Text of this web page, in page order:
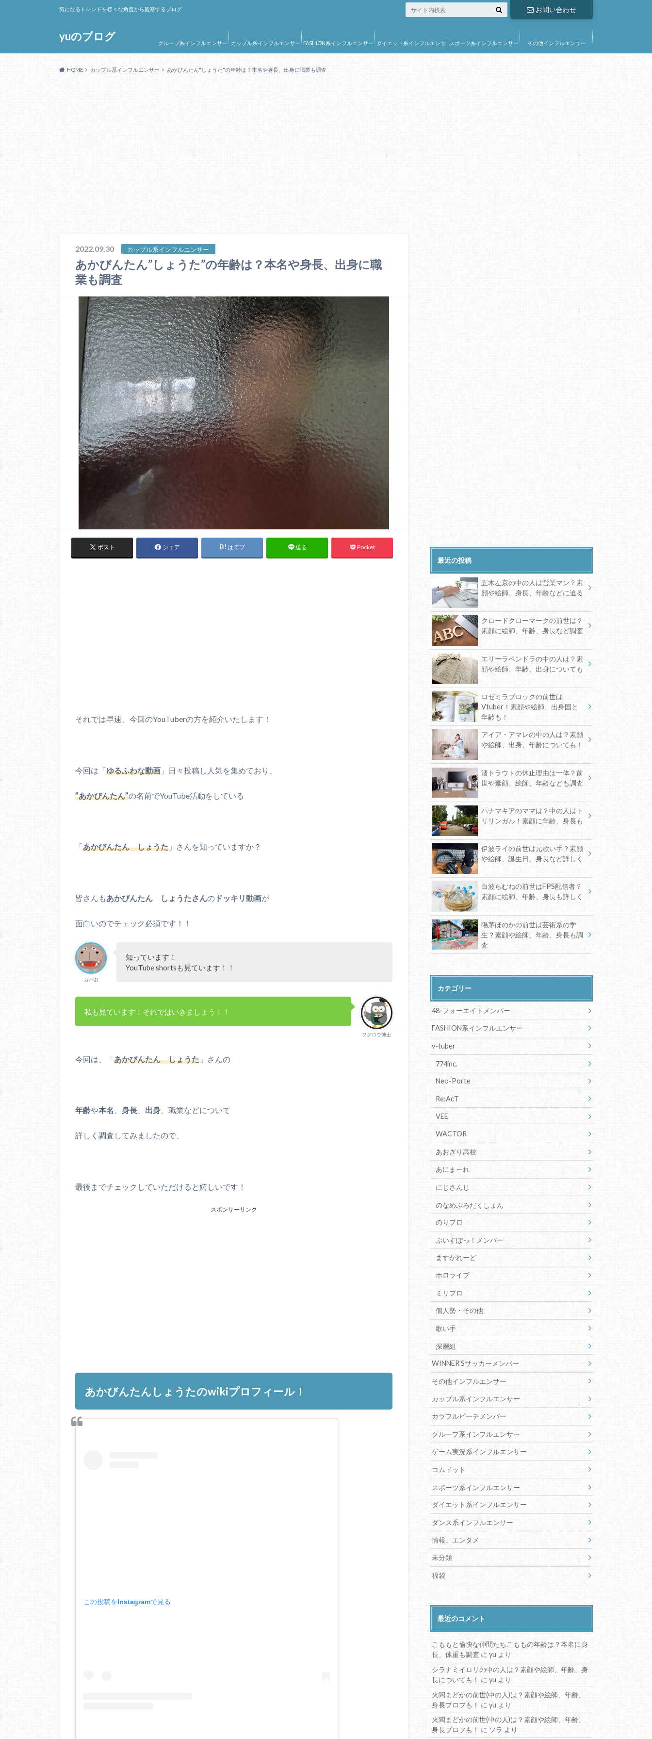
yuのブログ
気になるトレンドを様々な角度から観察するブログ お問い合わせ
グループ系インフルエンサー カップル系インフルエンサー FASHION系インフルエンサー ダイエット系インフルエンサ スポーツ系インフルエンサー その他インフルエンサー
HOME カップル系インフルエンサー あかびんたん"しょうた"の年齢は？本名や身長、出身に職業も調査
2022.09.30 カップル系インフルエンサー
あかびんたん”しょうた”の年齢は？本名や身長、出身に職
業も調査
ポスト シェア はてブ 送る Pocket
それでは早速、今回のYouTuberの方を紹介いたします！
今回は「ゆるふわな動画 」日々投稿し人気を集めており、
”あかびんたん”の名前でYouTube活動をしている
「あかびんたん しょうた 」さんを知っていますか？
皆さんもあかびんたん しょうたさんの ドッキリ動画が
面白いのでチェック必須です！！
カバお
知っています！
YouTube shortsも見ています！！
フクロウ博士
私も見ています！それではいきましょう！！
今回は、「あかびんたん しょうた 」さんの
年齢や本名 身長 出身 職業などについて
詳しく調査してみましたので、
最後までチェックしていただけると嬉しいです！
スポンサーリンク
あかびんたんしょうたのwikiプロフィール！
この投稿をInstagramで見る
最近の投稿
五木左京の中の人は営業マン？素
顔や絵師、身長、年齢などに迫る
クロードクローマークの前世は？
素顔に絵師、年齢、身長など調査
エリーラペンドラの中の人は？素
顔や絵師、年齢、出身についても
ロゼミラブロックの前世は
Vtuber！素顔や絵師、出身国と
年齢も！
アイア・アマレの中の人は？素顔
や絵師、出身、年齢についても！
渚トラウトの休止理由は一体？前
世や素顔、絵師、年齢なども調査
ハナマキアのママは？中の人はト
リリンガル！素顔に年齢、身長も
伊波ライの前世は元歌い手？素顔
や絵師、誕生日、身長など詳しく
白波らむねの前世はFPS配信者？
素顔に絵師、年齢、身長も詳しく
陽茅ほのかの前世は芸術系の学
生？素顔や絵師、年齢、身長も調
査
カテゴリー
48-フォーエイトメンバー
FASHION系インフルエンサー
v-tuber
774inc.
Neo-Porte
Re:AcT
VEE
WACTOR
あおぎり高校
あにまーれ
にじさんじ
のなめぷろだくしょん
のりプロ
ぶいすぽっ！メンバー
ますかれーど
ホロライブ
ミリプロ
個人勢・その他
歌い手
深層組
WINNER’Sサッカーメンバー
その他インフルエンサー
カップル系インフルエンサー
カラフルピーチメンバー
グループ系インフルエンサー
ゲーム実況系インフルエンサー
コムドット
スポーツ系インフルエンサー
ダイエット系インフルエンサー
ダンス系インフルエンサー
情報、エンタメ
未分類
福袋
最近のコメント
こももと愉快な仲間たちこももの年齢は？本名に身
長、体重も調査 にyu より
シラナミイロリの中の人は？素顔や絵師、年齢、身
長についても！ にyu より
火閻まどかの前世(中の人)は？素顔や絵師、年齢、
身長プロフも！ にyu より
火閻まどかの前世(中の人)は？素顔や絵師、年齢、
身長プロフも！ に ソラ より